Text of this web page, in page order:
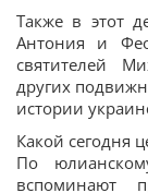
Также в этот
Антония и
святителей
других
истории
Какой сегодня
По
вспоминают